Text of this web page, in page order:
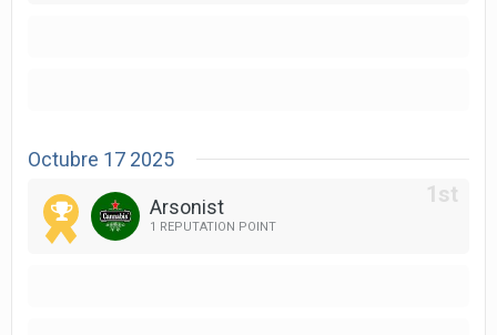
Octubre 17 2025
Arsonist
1 REPUTATION POINT